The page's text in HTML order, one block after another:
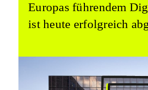
Europas führendem
ist heute erfolgreich